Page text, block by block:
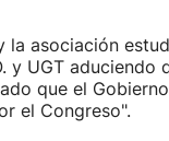
la asociación
y UGT aduciendo
que el
el Congreso".